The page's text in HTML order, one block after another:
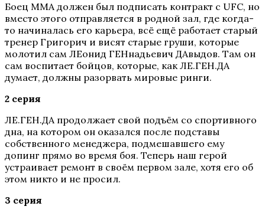
Боец ММА должен был подписать контракт с UFC, но
вместо этого отправляется в родной зал, где когда-
то начиналась его карьера, всё ещё работает старый
тренер Григорич и висят старые груши, которые
молотил сам ЛЕонид ГЕНнадьевич ДАвыдов. Там он
сам воспитает бойцов, которые, как ЛЕ.ГЕН.ДА
думает, должны разорвать мировые ринги.
2 серия
ЛЕ.ГЕН.ДА продолжает свой подъём со спортивного
дна, на котором он оказался после подставы
собственного менеджера, подмешавшего ему
допинг прямо во время боя. Теперь наш герой
устраивает ремонт в своём первом зале, хотя его об
этом никто и не просил.
3 серия